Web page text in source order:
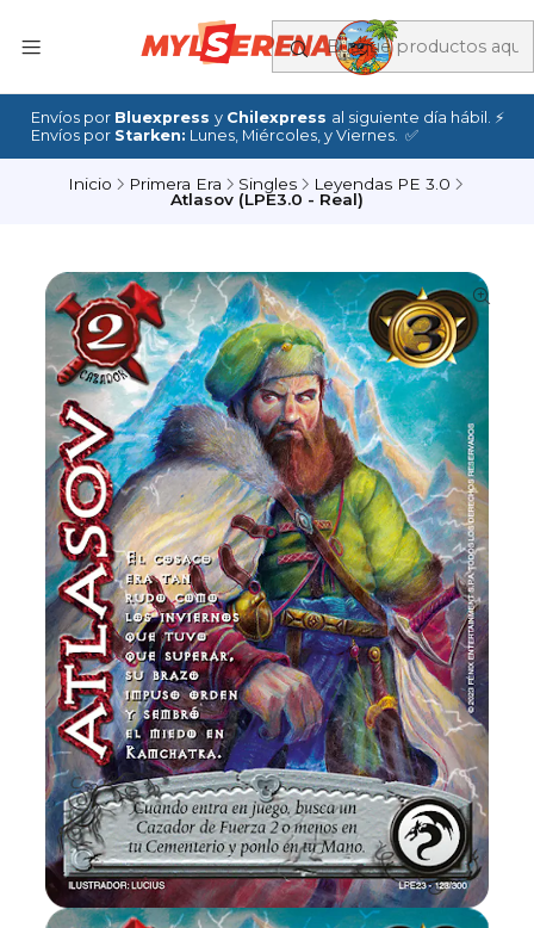
Envíos por Bluexpress y Chilexpress al siguiente día hábil. ⚡
Envíos por Starken: Lunes, Miércoles, y Viernes. ✅
Inicio Primera Era Singles
Leyendas PE 3.0
Atlasov (LPE3.0 - Real)